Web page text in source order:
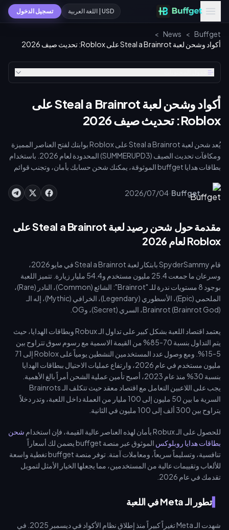
USD | اللغة العربية تسجيل الدخول
Buffget
>
News
>
أكواد وشحن لعبة Steal a Brainrot على Roblox: تحديث صيف 2026
أكواد وشحن لعبة Steal a Brainrot على
Roblox: تحديث صيف 2026
يُعد شحن لعبة Steal a Brainrot على Roblox بوابتك لفتح العناصر المميزة
ومكافآت تحديث الصيف (SUMMERUPD3) المحدودة لعام 2026. باستخدام
بطاقات هدايا buffget الموثوقة، يمكنك شحن حسابك بأمان، وتجنب قوائم
عزز رصيدك من Robux اليوم لتسيطر على الميتا الحالية وتزيد من كفاءة
مجموعتك.
Buffget
·
2026/07/04
مقدمة حول شحن رصيد لعبة Steal a Brainrot على
Roblox لعام 2026
قام SpyderSammy بابتكار لعبة Steal a Brainrot في مايو 2026،
وسرعان ما جمعت 25.4 مليون مستخدم و54.4 مليار زيارة. تتميز اللعبة
بوجود 8 مستويات ندرة للـ "Brainrot": الشائع (Common)، النادر (Rare)،
الملحمي (Epic)، الأسطوري (Legendary)، الخرافي (Mythic)، إله الـ
Brainrot (Brainrot God)، السري (Secret)، وOG.
يعتمد اقتصاد اللعبة بشكل كبير على تداول الـ Robux وبطاقات الهدايا، حيث
يتم التداول بنسبة 70-85% من القيمة الاسمية مع رسوم سوق تتراوح بين
5-15%. ومع وصول عدد المستخدمين النشطين يومياً على Roblox إلى 71
مليون مستخدم في عام 2026، وارتفاع عمليات الاحتيال ببطاقات الهدايا
بنسبة 30% منذ عام 2023، أصبح تأمين عملية الشحن أمراً بالغ الأهمية.
يجب على اللاعبين التعامل مع اقتصاد معقد حيث تتكلف الـ Brainrots
السرية ما بين 50 مليون إلى 100 مليار من العملة داخل اللعبة، وتدر دخلاً
يتراوح بين 300 ألف إلى 100 مليون في الثانية.
للحصول على الـ Robux بأمان لهذه العناصر عالية القيمة، فإن استخدام
شحن
بطاقات هدايا روبلوكس
الموثوق عبر منصة buffget يضمن لك أسعاراً
تنافسية، وتسليماً سريعاً، ومعاملات آمنة. توفر منصة buffget تغطية واسعة
للألعاب وتقييمات عالية من المستخدمين، مما يجعلها الخيار الأمثل لتمويل
تقدمك في عام 2026.
تطور الـ Meta في اللعبة
شهدت الـ Meta تغيراً كبيراً منذ إطلاق نظام الأكواد في ديسمبر 2025. في